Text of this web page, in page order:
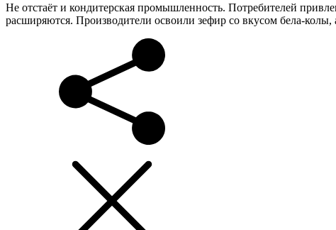
Не отстаёт и кондитерская промышленность. Потребителей
расширяются. Производители освоили зефир со вкусом бела-